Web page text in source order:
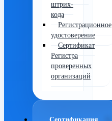
штрих-
кода
Регистрационное
удостоверение
Сертификат
Регистра
проверенных
организаций